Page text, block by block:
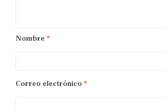
Nombre *
Correo electrónico *